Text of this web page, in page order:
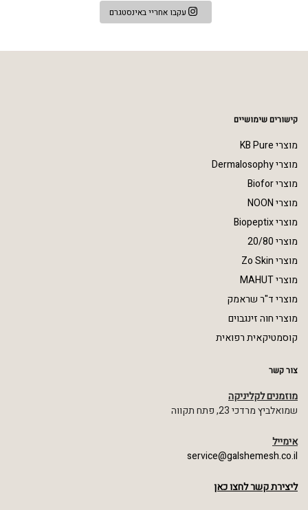
עקבו אחריי באינסטגרם
קישורים שימושיים
מוצרי KB Pure
מוצרי Dermalosophy
מוצרי Biofor
מוצרי NOON
מוצרי Biopeptix
מוצרי 20/80
מוצרי Zo Skin
מוצרי MAHUT
מוצרי ד"ר שראמק
מוצרי חוה זינגבוים
קוסמטיקאית רפואית
צור קשר
מוזמנים לקליניקה
שמואלביץ מרדכי 23, פתח תקווה
אימייל
service@galshemesh.co.il
ליצירת קשר לחצו כאן